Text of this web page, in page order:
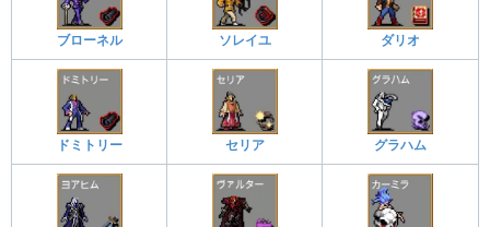
ブローネル ソレイユ ダリオ
ドミトリー セリア グラハム